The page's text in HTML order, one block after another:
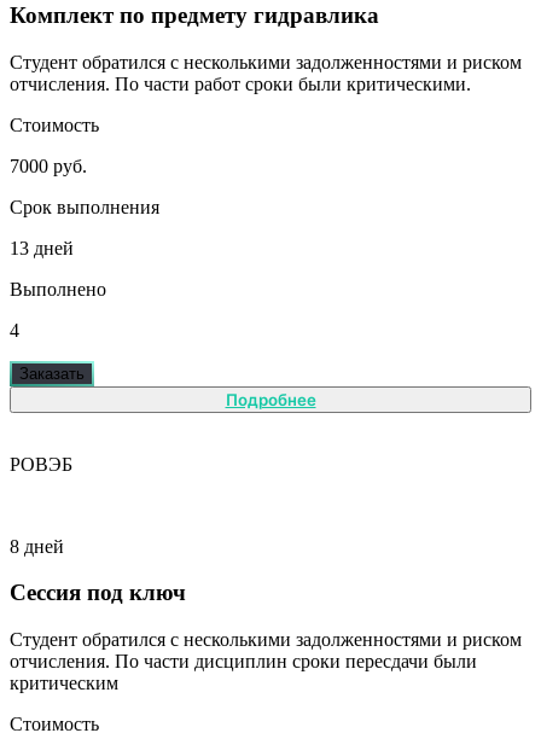
Комплект по предмету гидравлика
Студент обратился с несколькими задолженностями и риском
отчисления. По части работ сроки были критическими.
Стоимость
7000 руб.
Срок выполнения
13 дней
Выполнено
4
Заказать
Подробнее
РОВЭБ
8 дней
Сессия под ключ
Студент обратился с несколькими задолженностями и риском
отчисления. По части дисциплин сроки пересдачи были
критическим
Стоимость